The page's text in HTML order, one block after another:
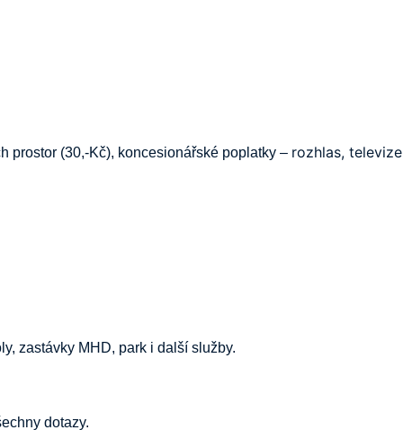
prostor (30,-Kč), koncesionářské poplatky – rozhlas, televize
zastávky MHD, park i další služby.
dotazy.